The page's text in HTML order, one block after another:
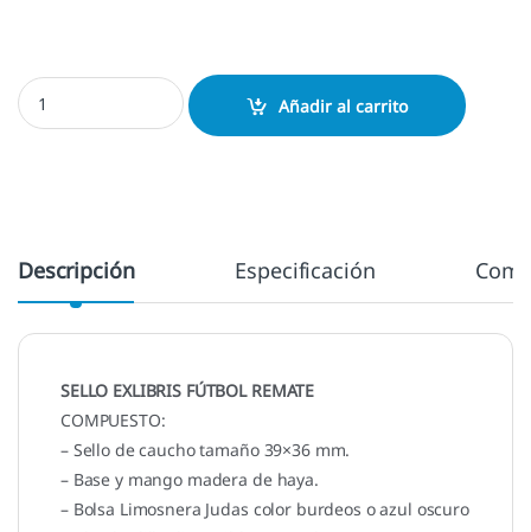
Exlibris Futbol remate cantidad
Añadir al carrito
Descripción Especificación
SELLO EXLIBRIS FÚTBOL REMATE
COMPUESTO:
– Sello de caucho tamaño 39×36 mm.
– Base y mango madera de haya.
– Bolsa Limosnera Judas color burdeos o azul oscuro